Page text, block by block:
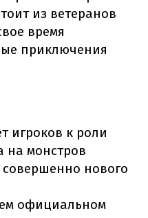
из ветеранов
время
приключения
игроков к роли
на монстров
нового
официальном